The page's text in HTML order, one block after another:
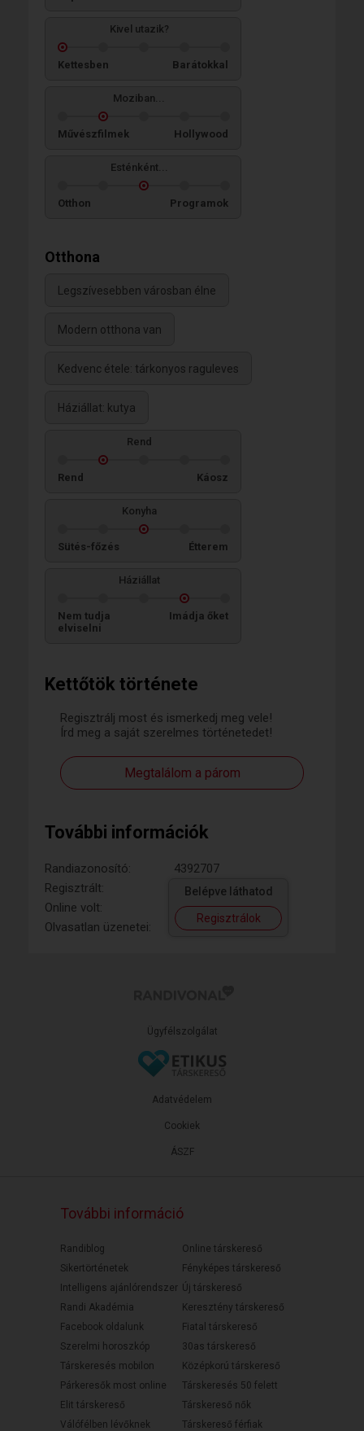
Kettőtök története
Regisztrálj most és ismerkedj meg vele!
Írd meg a saját szerelmes történetedet!
Megtalálom a párom
További információk
Randiazonosító:
4392707
Regisztrált:
Online volt:
Olvasatlan üzenetei:
Belépve láthatod
Regisztrálok
Kivel utazik?
Kettesben Barátokkal
Moziban...
Művészfilmek Hollywood
Esténként...
Otthon Programok
Otthona
Legszívesebben városban élne
Modern otthona van
Kedvenc étele: tárkonyos raguleves
Háziállat: kutya
Rend
Rend Káosz
Konyha
Sütés-főzés Étterem
Háziállat
Nem tudja
elviselni
Imádja őket
Ügyfélszolgálat
ÁSZF
Adatvédelem
Cookiek
További információ
Randiblog
Sikertörténetek
Intelligens ajánlórendszer
Randi Akadémia
Facebook oldalunk
Szerelmi horoszkóp
Társkeresés mobilon
Párkeresők most online
Elit társkereső
Válófélben lévőknek
Online társkereső
Fényképes társkereső
Új társkereső
Keresztény társkereső
Fiatal társkereső
30as társkereső
Középkorú társkereső
Társkeresés 50 felett
Társkereső nők
Társkereső férfiak